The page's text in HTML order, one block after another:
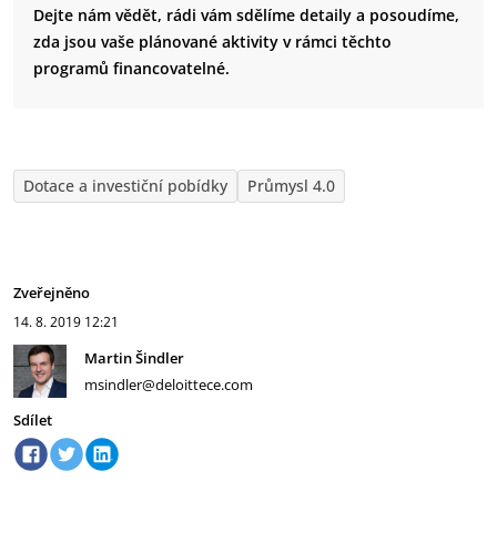
Dejte nám vědět, rádi vám sdělíme detaily a posoudíme,
zda jsou vaše plánované aktivity v rámci těchto
programů financovatelné.
Dotace a investiční pobídky Průmysl 4.0
Zveřejněno
14. 8. 2019 12:21
Martin Šindler
msindler@deloittece.com
Sdílet